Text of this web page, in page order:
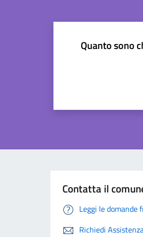
Quanto sono
Contatta il
Leggi le domande
Richiedi